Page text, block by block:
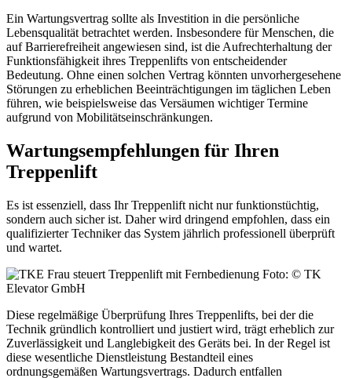
Ein Wartungsvertrag sollte als Investition in die persönliche
Lebensqualität betrachtet werden. Insbesondere für Menschen, die
auf Barrierefreiheit angewiesen sind, ist die Aufrechterhaltung der
Funktionsfähigkeit ihres Treppenlifts von entscheidender
Bedeutung. Ohne einen solchen Vertrag könnten unvorhergesehene
Störungen zu erheblichen Beeinträchtigungen im täglichen Leben
führen, wie beispielsweise das Versäumen wichtiger Termine
aufgrund von Mobilitätseinschränkungen.
Wartungsempfehlungen für Ihren
Treppenlift
Es ist essenziell, dass Ihr Treppenlift nicht nur funktionstüchtig,
sondern auch sicher ist. Daher wird dringend empfohlen, dass ein
qualifizierter Techniker das System jährlich professionell überprüft
und wartet.
Foto: © TK
Elevator GmbH
Diese regelmäßige Überprüfung Ihres Treppenlifts, bei der die
Technik gründlich kontrolliert und justiert wird, trägt erheblich zur
Zuverlässigkeit und Langlebigkeit des Geräts bei. In der Regel ist
diese wesentliche Dienstleistung Bestandteil eines
ordnungsgemäßen Wartungsvertrags. Dadurch entfallen